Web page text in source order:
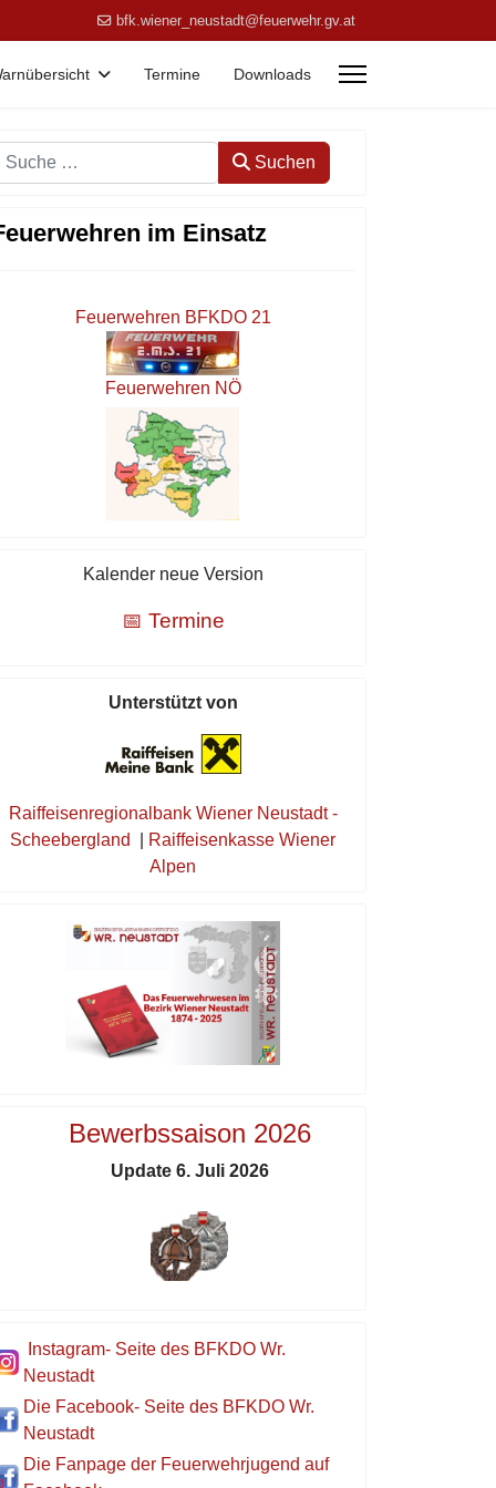
bfk.wiener_neustadt@feuerwehr.gv.at
Termine Downloads
Suchen Suchen
im Einsatz
Feuerwehren BFKDO 21
Feuerwehren NÖ
Kalender neue Version
📅 Termine
Unterstützt von
Raiffeisenregionalbank Wiener Neustadt -
Scheebergland
Raiffeisenkasse Wiener
Alpen
Bewerbssaison 2026
Update 6. Juli 2026
Instagram- Seite des BFKDO Wr.
Neustadt
Die Facebook- Seite des BFKDO Wr.
Neustadt
Die Fanpage der Feuerwehrjugend auf